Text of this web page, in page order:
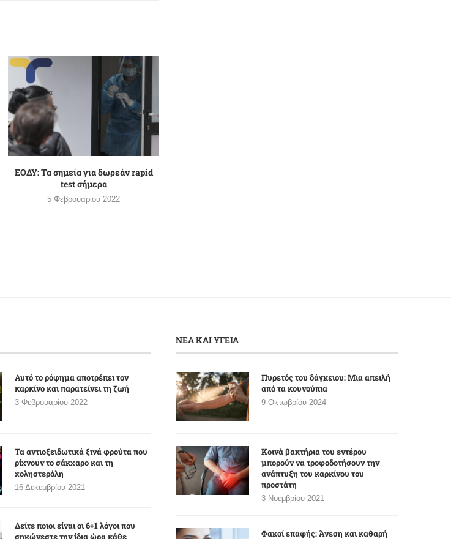
ΕΟΔΥ: Τα σημεία για δωρεάν rapid
test σήμερα
5 Φεβρουαρίου 2022
Αυτό το ρόφημα αποτρέπει τον
καρκίνο και παρατείνει τη ζωή
3 Φεβρουαρίου 2022
Τα αντιοξειδωτικά ξινά φρούτα που
ρίχνουν το σάκχαρο και τη
χοληστερόλη
16 Δεκεμβρίου 2021
Δείτε ποιοι είναι οι 6+1 λόγοι που
σηκώνεστε την ίδια ώρα κάθε
ΝΕΑ ΚΑΙ ΥΓΕΙΑ
Πυρετός του δάγκειου: Μια απειλή
από τα κουνούπια
9 Οκτωβρίου 2024
Κοινά βακτήρια του εντέρου
μπορούν να τροφοδοτήσουν την
ανάπτυξη του καρκίνου του
προστάτη
3 Νοεμβρίου 2021
Φακοί επαφής: Άνεση και καθαρή